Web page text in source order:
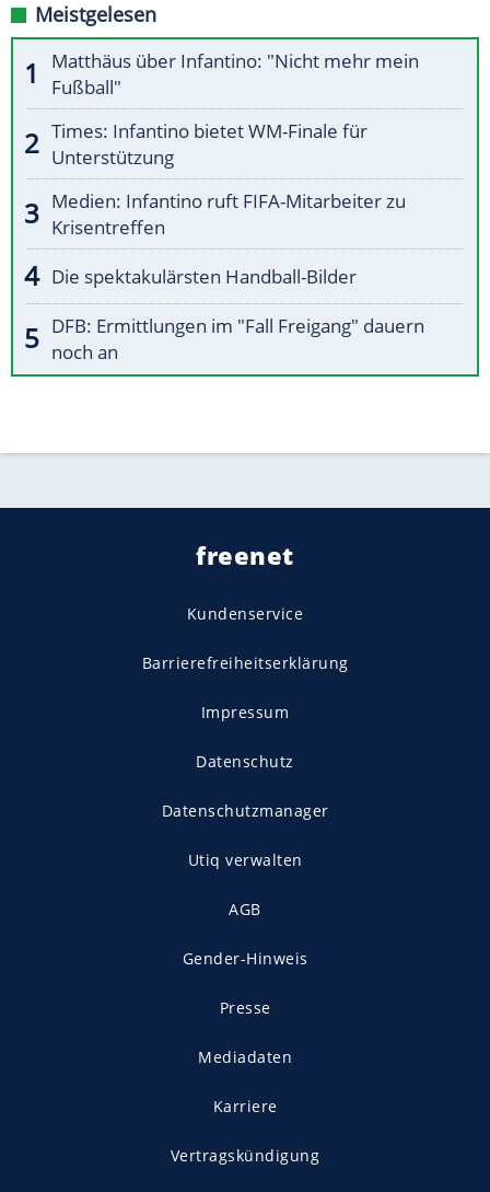
Meistgelesen
Matthäus über Infantino: "Nicht mehr mein
Fußball"
Times: Infantino bietet WM-Finale für
Unterstützung
Medien: Infantino ruft FIFA-Mitarbeiter zu
Krisentreffen
Die spektakulärsten Handball-Bilder
DFB: Ermittlungen im "Fall Freigang" dauern
noch an
freenet
Kundenservice
Barrierefreiheitserklärung
Impressum
Datenschutz
Datenschutzmanager
Utiq verwalten
AGB
Gender-Hinweis
Presse
Mediadaten
Karriere
Vertragskündigung